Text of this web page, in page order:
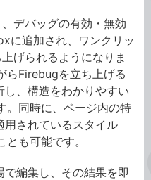
デバッグの有効・無効
に追加され、ワンクリッ
げられるようになりま
らFirebugを立ち上げる
、構造をわかりやすい
。同時に、ページ内の特
されているスタイル
とも可能です。
編集し、その結果を即